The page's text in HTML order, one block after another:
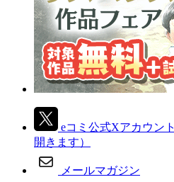
eコミ公式Xアカウント
開きます）
メールマガジン